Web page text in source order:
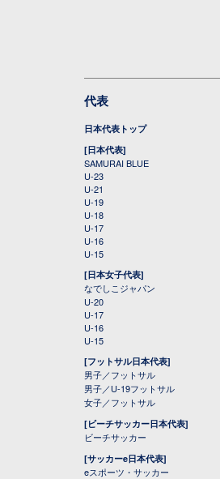
代表
日本代表トップ
[日本代表]
SAMURAI BLUE
U-23
U-21
U-19
U-18
U-17
U-16
U-15
[日本女子代表]
なでしこジャパン
U-20
U-17
U-16
U-15
[フットサル日本代表]
男子／フットサル
男子／U-19フットサル
女子／フットサル
[ビーチサッカー日本代表]
ビーチサッカー
[サッカーe日本代表]
eスポーツ・サッカー